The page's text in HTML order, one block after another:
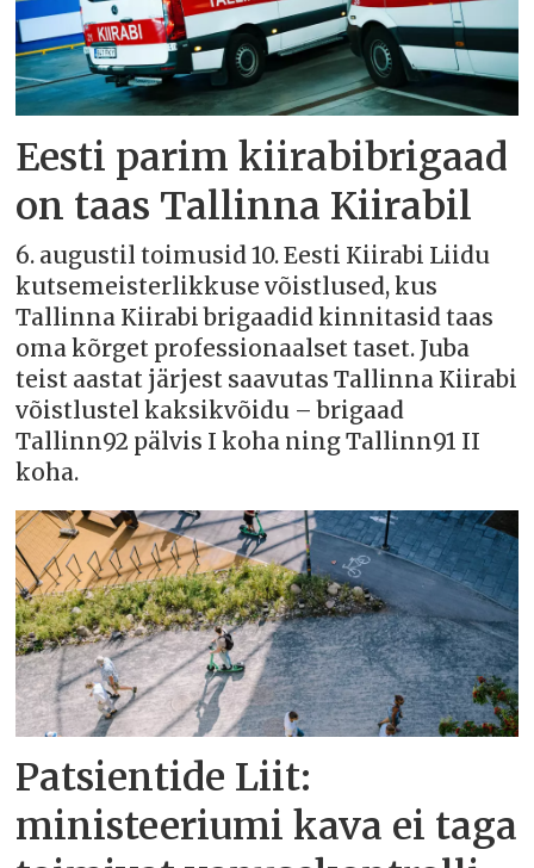
Eesti parim kiirabibrigaad
on taas Tallinna Kiirabil
6. augustil toimusid 10. Eesti Kiirabi Liidu
kutsemeisterlikkuse võistlused, kus
Tallinna Kiirabi brigaadid kinnitasid taas
oma kõrget professionaalset taset. Juba
teist aastat järjest saavutas Tallinna Kiirabi
võistlustel kaksikvõidu – brigaad
Tallinn92 pälvis I koha ning Tallinn91 II
koha.
Patsientide Liit:
ministeeriumi kava ei taga